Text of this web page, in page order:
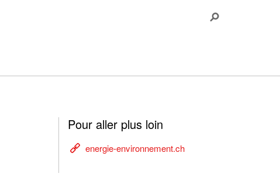
Pour aller plus loin
energie-environnement.ch